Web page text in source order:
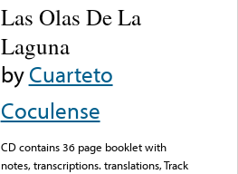
Las Olas De La
Laguna
byCuarteto
Coculense
CD contains 36 page booklet with
notes, transcriptions. translations, Track